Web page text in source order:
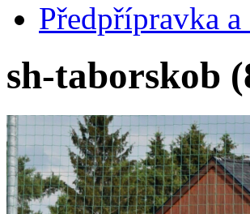
Předpřípravka
sh-taborskob